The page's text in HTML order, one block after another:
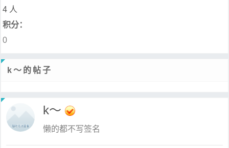
4 人
积分：
0
k～的帖子
k～
懒的都不写签名